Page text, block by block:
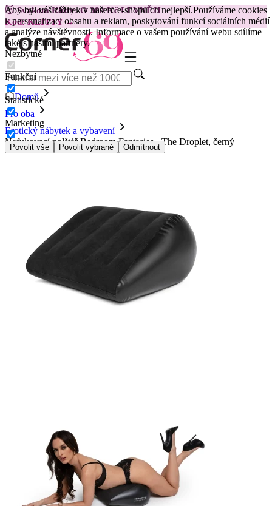
Aby byl váš zážitek v našem e-shopu co nejlepší.Používáme cookies
k personalizaci obsahu a reklam, poskytování funkcí sociálních médií
a analýze návštěvnosti. Informace o vašem používání webu sdílíme
také s našimi partnery.
Nezbytné
Funkční
Statistické
Marketing
Povolit vše Povolit vybrané Odmítnout
😽Svakom Klitty: O 380 Kč LEVNĚJI
Kód: KLITTY →
Domů
Pro oba
Erotický nábytek a vybavení
Nafukovací polštář Bedroom Fantasies - The Droplet, černý